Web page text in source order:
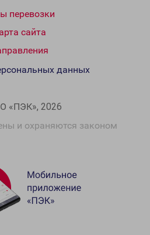
перевозки
сайта
«ПЭК», 2026
и охраняются законом
данных